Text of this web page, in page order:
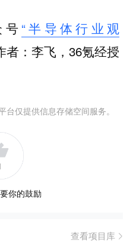
“半导体行业观
者：李飞，36氪经授
仅提供信息存储空间服务。
你的鼓励
查看项目库